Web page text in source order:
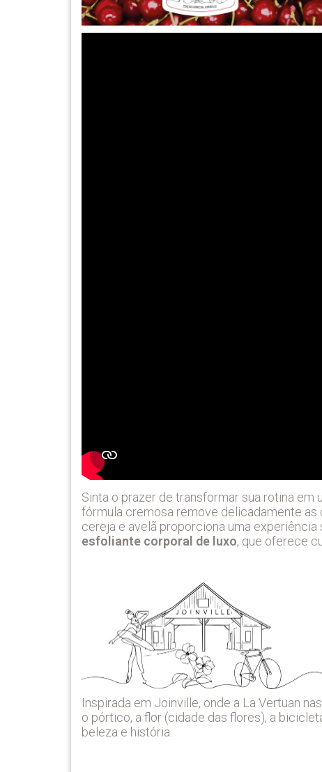
Sinta o prazer de transformar sua rotina em
fórmula cremosa remove delicadamente as
cereja e avelã proporciona uma
esfoliante corporal de luxo, que oferece
Inspirada em Joinville, onde a La Vertuan
o pórtico, a flor (cidade das flores), a
beleza e história.